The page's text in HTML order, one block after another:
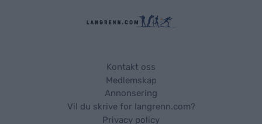
Kontakt oss
Medlemskap
Annonsering
Vil du skrive for langrenn.com?
Privacy policy